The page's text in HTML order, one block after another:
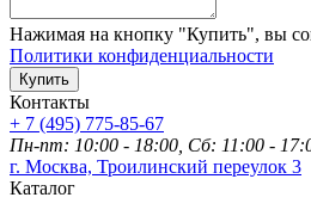
Нажимая на кнопку "Купить", вы
Политики конфиденциальности
Купить
Контакты
+ 7 (495) 775-85-67
Пн-пт: 10:00 - 18:00, Сб: 11:00 -
г. Москва, Троилинский переулок 3
Каталог